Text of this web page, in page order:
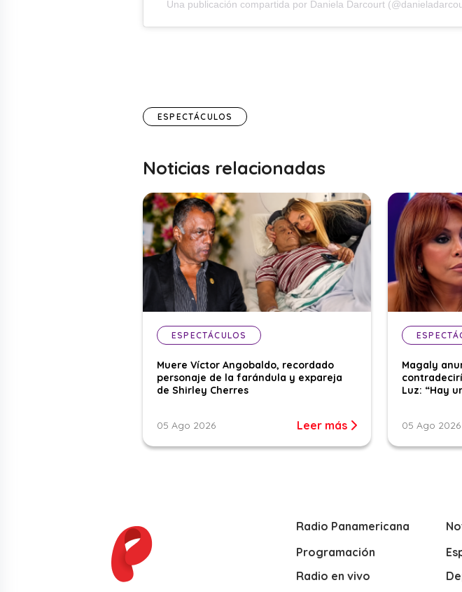
Una publicación compartida por Daniela Darcourt
ESPECTÁCULOS
Noticias relacionadas
ESPECTÁCULOS
Muere Víctor Angobaldo, recordado
personaje de la farándula y expareja
de Shirley Cherres
05 Ago 2026 Leer más
Magaly
Luz: “Hay
05 Ago 2026
Radio Panamericana
Programación
Radio en vivo